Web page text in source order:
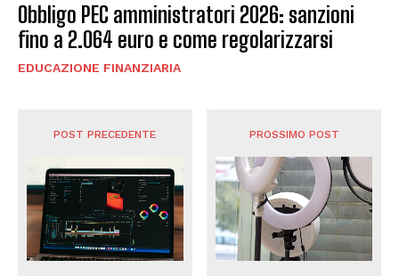
Obbligo PEC amministratori 2026: sanzioni
fino a 2.064 euro e come regolarizzarsi
EDUCAZIONE FINANZIARIA
POST PRECEDENTE PROSSIMO POST